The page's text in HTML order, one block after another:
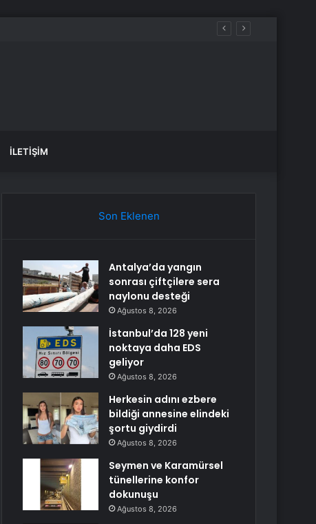
İLETIŞIM
Son Eklenen
Antalya’da yangın
sonrası çiftçilere sera
naylonu desteği
Ağustos 8, 2026
İstanbul’da 128 yeni
noktaya daha EDS
geliyor
Ağustos 8, 2026
Herkesin adını ezbere
bildiği annesine elindeki
şortu giydirdi
Ağustos 8, 2026
Seymen ve Karamürsel
tünellerine konfor
dokunuşu
Ağustos 8, 2026